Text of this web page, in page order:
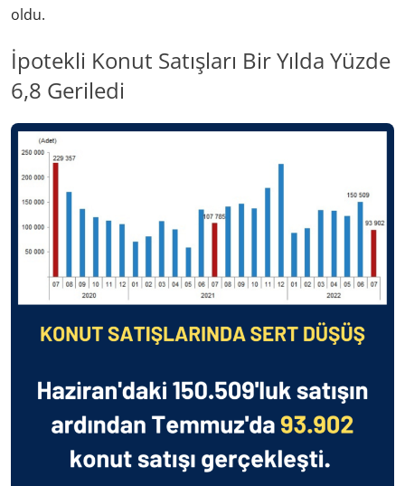
oldu.
İpotekli Konut Satışları Bir Yılda Yüzde
6,8 Geriledi